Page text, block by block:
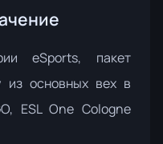
eSports, пакет
из основных вех в
ESL One Cologne